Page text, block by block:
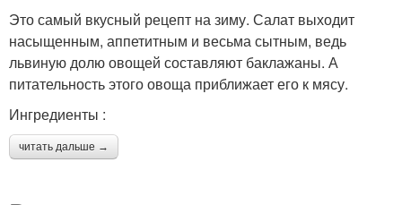
Это самый вкусный рецепт на зиму. Салат выходит
насыщенным, аппетитным и весьма сытным, ведь
львиную долю овощей составляют баклажаны. А
питательность этого овоща приближает его к мясу.
Ингредиенты :
читать дальше →